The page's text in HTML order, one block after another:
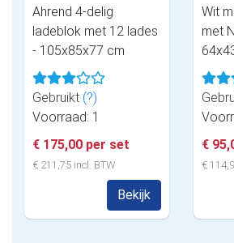
Ahrend 4-delig
ladeblok met 12 lades
- 105x85x77 cm
Gebruikt (?)
Voorraad: 1
€ 175,00 per set
€ 211,75 incl. BTW
Bekijk
Wit
met
€
€